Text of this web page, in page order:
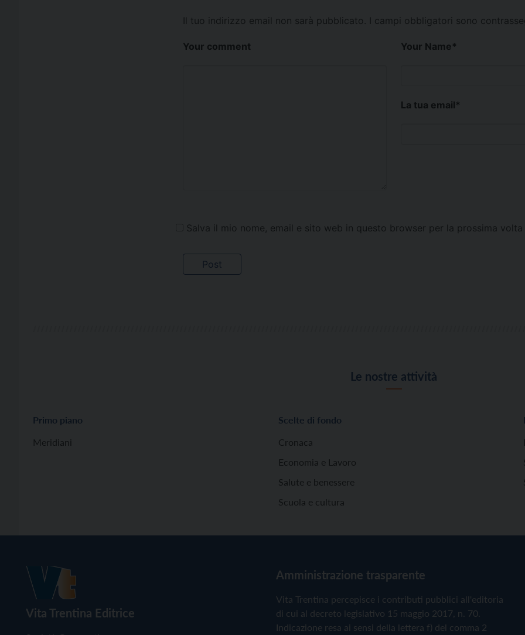
Il tuo indirizzo email non sarà pubblicato. I campi obbligatori sono
Your comment Your Name*
La tua email*
Salva il mio nome, email e sito web in questo browser per la prossima
Le nostre attività
Primo piano
Meridiani
Scelte di fondo
Cronaca
Economia e Lavoro
Salute e benessere
Scuola e cultura
Vita Trentina Editrice
Amministrazione trasparente
Vita Trentina percepisce i contributi pubblici all'editoria
di cui al decreto legislativo 15 maggio 2017, n. 70.
Indicazione resa ai sensi della lettera f) del comma 2